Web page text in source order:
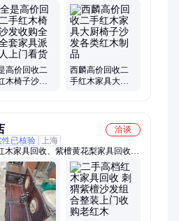
回收机、回收服、纪念币、金银币、
锅炉拆、卸回收、队上门、ups设
木、全回收、珍藏全
高价回收二
木椅子沙发
西麟高价回收二
手红木家具大厨
洽谈
性已核验
上海
木家具回收、紫檀黄花梨家具回收、
发回收、红木餐桌回收、红木办公家
、上海红木家具回收、高端红木家具